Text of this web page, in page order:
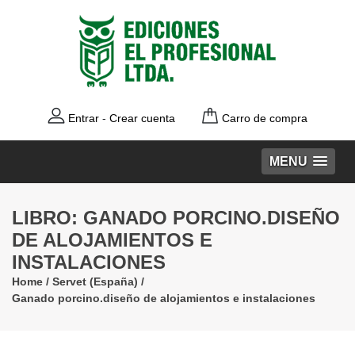
Entrar - Crear cuenta Carro de compra
MENU
LIBRO: GANADO PORCINO.DISEÑO
DE ALOJAMIENTOS E
INSTALACIONES
Home / Servet (España) /
Ganado porcino.diseño de alojamientos e instalaciones